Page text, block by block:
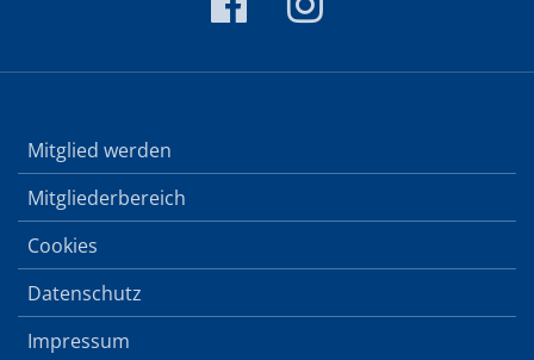
Mitglied werden
Mitgliederbereich
Cookies
Datenschutz
Impressum